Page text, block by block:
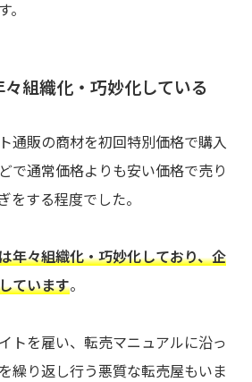
。
組織化・巧妙化している
通販の商材を初回特別価格で購入
で通常価格よりも安い価格で売り
をする程度でした。
年々組織化・巧妙化しており、企
ています。
トを雇い、転売マニュアルに沿っ
繰り返し行う悪質な転売屋もいま